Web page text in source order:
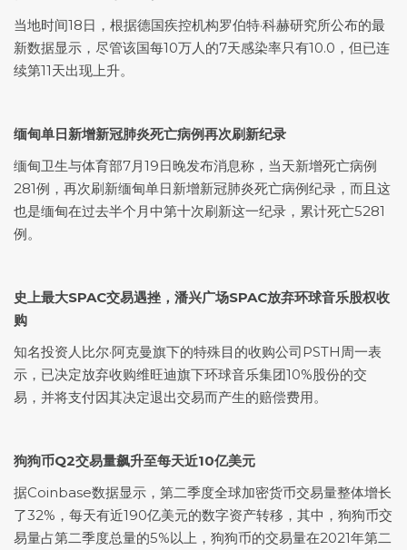
当地时间18日，根据德国疾控机构罗伯特·科赫研究所公布的最
新数据显示，尽管该国每10万人的7天感染率只有10.0，但已连
续第11天出现上升。
缅甸单日新增新冠肺炎死亡病例再次刷新纪录
缅甸卫生与体育部7月19日晚发布消息称，当天新增死亡病例
281例，再次刷新缅甸单日新增新冠肺炎死亡病例纪录，而且这
也是缅甸在过去半个月中第十次刷新这一纪录，累计死亡5281
例。
史上最大SPAC交易遇挫，潘兴广场SPAC放弃环球音乐股权收
购
知名投资人比尔·阿克曼旗下的特殊目的收购公司PSTH周一表
示，已决定放弃收购维旺迪旗下环球音乐集团10%股份的交
易，并将支付因其决定退出交易而产生的赔偿费用。
狗狗币Q2交易量飙升至每天近10亿美元
据Coinbase数据显示，第二季度全球加密货币交易量整体增长
了32%，每天有近190亿美元的数字资产转移，其中，狗狗币交
易量占第二季度总量的5%以上，狗狗币的交易量在2021年第二